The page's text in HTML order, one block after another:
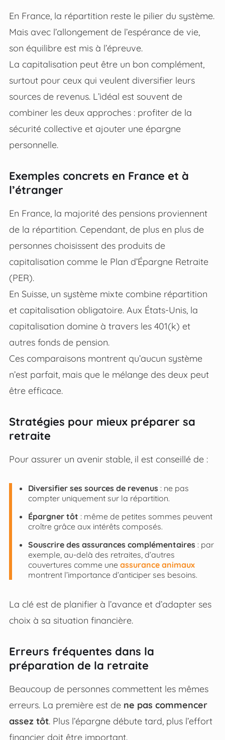
En France, la répartition reste le pilier du système.
Mais avec l’allongement de l’espérance de vie,
son équilibre est mis à l’épreuve.
La capitalisation peut être un bon complément,
surtout pour ceux qui veulent diversifier leurs
sources de revenus. L’idéal est souvent de
combiner les deux approches : profiter de la
sécurité collective et ajouter une épargne
personnelle.
Exemples concrets en France et à
l’étranger
En France, la majorité des pensions proviennent
de la répartition. Cependant, de plus en plus de
personnes choisissent des produits de
capitalisation comme le Plan d’Épargne Retraite
(PER).
En Suisse, un système mixte combine répartition
et capitalisation obligatoire. Aux États-Unis, la
capitalisation domine à travers les 401(k) et
autres fonds de pension.
Ces comparaisons montrent qu’aucun système
n’est parfait, mais que le mélange des deux peut
être efficace.
Stratégies pour mieux préparer sa
retraite
Pour assurer un avenir stable, il est conseillé de :
Diversifier ses sources de revenus: ne pas
compter uniquement sur la répartition.
Épargner tôt : même de petites sommes peuvent
croître grâce aux intérêts composés.
Souscrire des assurances complémentaires: par
exemple, au-delà des retraites, d’autres
couvertures comme une assurance animaux
montrent l’importance d’anticiper ses besoins.
La clé est de planifier à l’avance et d’adapter ses
choix à sa situation financière.
Erreurs fréquentes dans la
préparation de la retraite
Beaucoup de personnes commettent les mêmes
erreurs. La première est de ne pas commencer
assez tôt. Plus l’épargne débute tard, plus l’effort
financier doit être important.